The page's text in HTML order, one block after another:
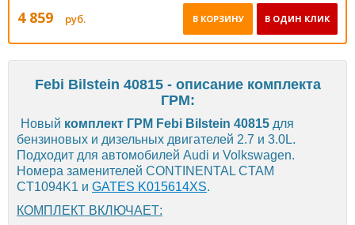
4 859 руб. В ОДИН КЛИК
В КОРЗИНУ
Febi Bilstein 40815 - описание комплекта
ГРМ:
Новый комплект ГРМ Febi Bilstein 40815 для
бензиновых и дизельных двигателей 2.7 и 3.0L.
Подходит для автомобилей Audi и Volkswagen.
Номера заменителей CONTINENTAL CTAM
CT1094K1 и GATES K015614XS.
КОМПЛЕКТ ВКЛЮЧАЕТ: